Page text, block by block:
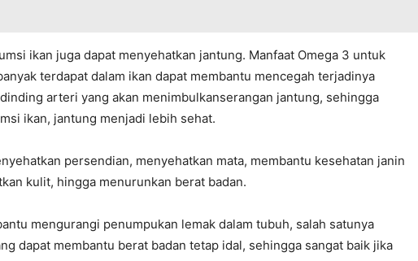
ikan juga dapat menyehatkan jantung. Manfaat Omega 3 untuk
terdapat dalam ikan dapat membantu mencegah terjadinya
arteri yang akan menimbulkanserangan jantung, sehingga
ikan, jantung menjadi lebih sehat.
persendian, menyehatkan mata, membantu kesehatan janin
kulit, hingga menurunkan berat badan.
mengurangi penumpukan lemak dalam tubuh, salah satunya
dapat membantu berat badan tetap idal, sehingga sangat baik jika